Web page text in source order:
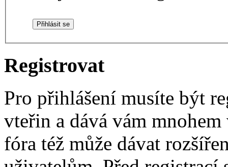
Registrovat
Pro přihlášení musíte být
vteřin a dává vám
fóra též může dávat